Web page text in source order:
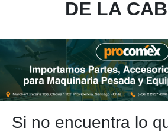
DE LA
Si no encuentra lo